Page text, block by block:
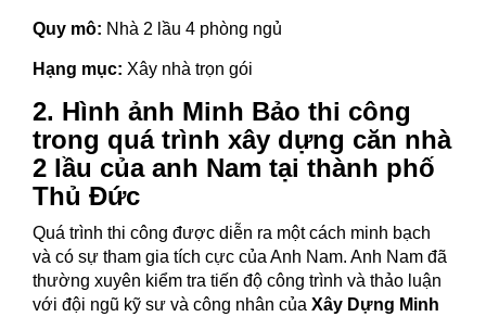
Quy mô: Nhà 2 lầu 4 phòng ngủ
Hạng mục: Xây nhà trọn gói
2. Hình ảnh Minh Bảo thi công
trong quá trình xây dựng căn nhà
2 lầu của anh Nam tại thành phố
Thủ Đức
Quá trình thi công được diễn ra một cách minh bạch
và có sự tham gia tích cực của Anh Nam. Anh Nam đã
thường xuyên kiểm tra tiến độ công trình và thảo luận
với đội ngũ kỹ sư và công nhân của Xây Dựng Minh